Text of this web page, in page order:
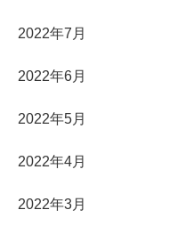
2022年7月
2022年6月
2022年5月
2022年4月
2022年3月